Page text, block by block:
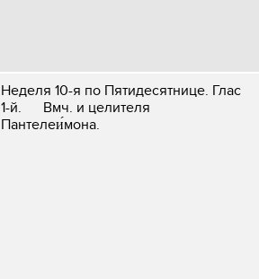
Неделя 10-я по Пятидесятнице. Глас
1-й. Вмч. и целителя
Пантелеи́мона.